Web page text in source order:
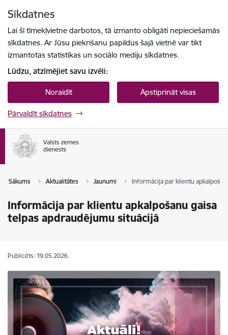
Sīkdatnes
Lai šī tīmekļvietne darbotos, tā izmanto obligāti nepieciešamās
sīkdatnes. Ar Jūsu piekrišanu papildus šajā vietnē var tikt
izmantotas statistikas un sociālo mediju sīkdatnes.
Lūdzu, atzīmējiet savu izvēli:
Noraidīt Apstiprināt visas
Pārvaldīt sīkdatnes
Sākums Aktualitātes Jaunumi Informācija par klientu
Informācija par klientu apkalpošanu gaisa
telpas apdraudējumu situācijā
Publicēts: 19.05.2026.